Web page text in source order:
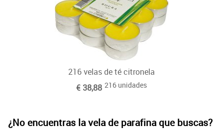
216 velas de té citronela
€ 38,88 216 unidades
¿No encuentras la vela de parafina que buscas?